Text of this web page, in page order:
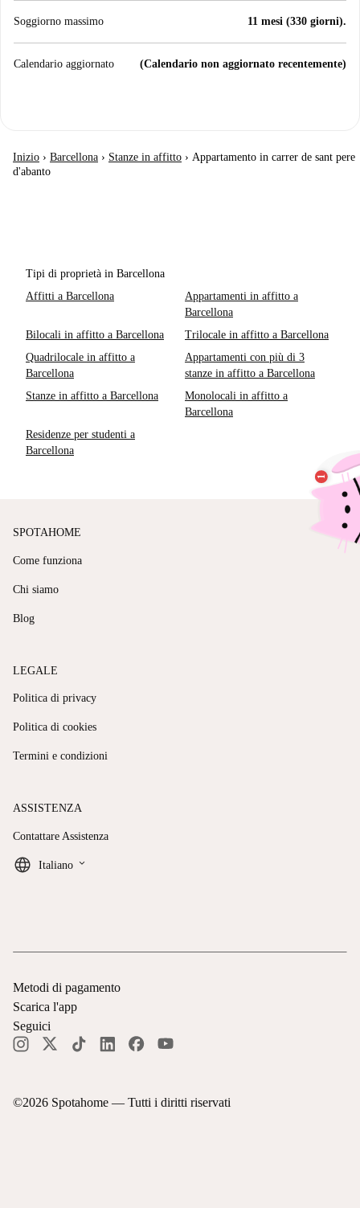
Soggiorno massimo 11 mesi (330 giorni).
Calendario aggiornato (Calendario non aggiornato recentemente)
Inizio › Barcellona › Stanze in affitto › Appartamento in carrer de sant pere
d'abanto
Tipi di proprietà in Barcellona
Affitti a Barcellona
Appartamenti in affitto a
Barcellona
Bilocali in affitto a Barcellona
Trilocale in affitto a Barcellona
Quadrilocale in affitto a
Barcellona
Appartamenti con più di 3
stanze in affitto a Barcellona
Stanze in affitto a Barcellona
Monolocali in affitto a
Barcellona
Residenze per studenti a
Barcellona
SPOTAHOME
Come funziona
Chi siamo
Blog
LEGALE
Politica di privacy
Politica di cookies
Termini e condizioni
ASSISTENZA
Contattare Assistenza
Italiano keyboard_arrow_down
©2026 Spotahome — Tutti i diritti riservati
Metodi di pagamento
Scarica l'app
Seguici